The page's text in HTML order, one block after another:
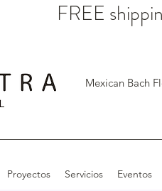
Mexican Bach
Proyectos Servicios Eventos
FREE